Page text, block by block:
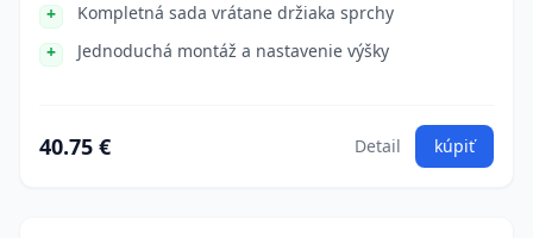
Kompletná sada vrátane držiaka sprchy
Jednoduchá montáž a nastavenie výšky
40.75 € Detail kúpiť